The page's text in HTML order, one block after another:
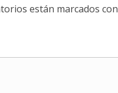
están marcados con